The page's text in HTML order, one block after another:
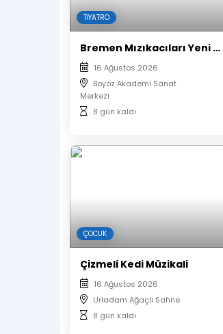
Aynı isim ve mail ile
TIYATRO
Bremen Mızıkacıları Yeni Macera
16 Ağustos 2026
Boyoz Akademi Sanat
Merkezi
8 gün kaldı
ÇOCUK
Çizmeli Kedi Müzikali
16 Ağustos 2026
Urladam Ağaçlı Sahne
8 gün kaldı